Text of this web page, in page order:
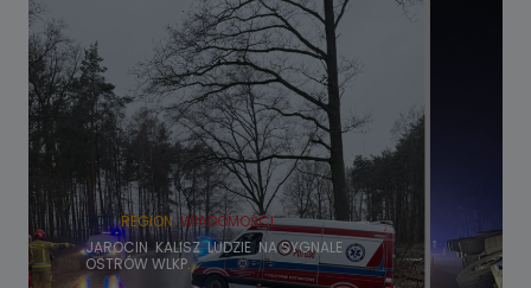
HOT REGION WIADOMOŚCI
JAROCIN KALISZ LUDZIE NA SYGNALE
OSTRÓW WLKP.